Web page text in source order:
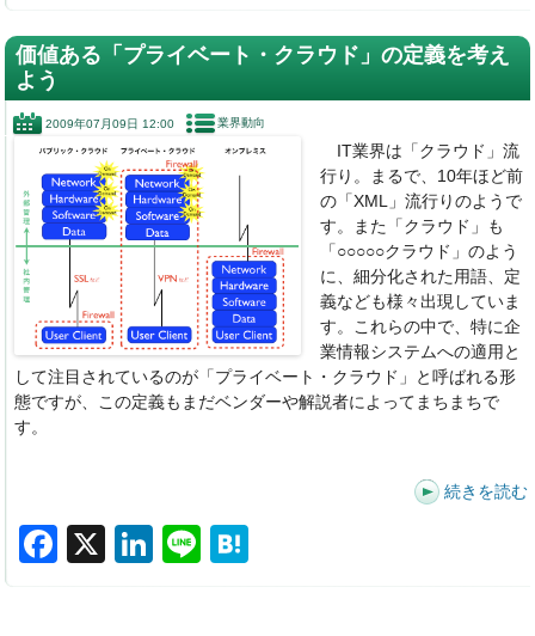
c
e
b
o
o
k
k
dI
n
e
e
a
価値ある「プライベート・クラウド」の定義を考え
よう
2009年07月09日 12:00 業界動向
IT業界は「クラウド」流
行り。まるで、10年ほど前
の「XML」流行りのようで
す。また「クラウド」も
「○○○○○クラウド」のよう
に、細分化された用語、定
義なども様々出現していま
す。これらの中で、特に企
業情報システムへの適用と
して注目されているのが「プライベート・クラウド」と呼ばれる形
態ですが、この定義もまだベンダーや解説者によってまちまちで
す。
続きを読む
F
X
Li
Li